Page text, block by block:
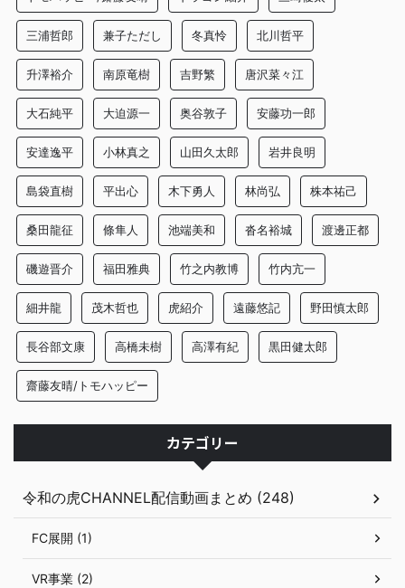
三浦哲郎 兼子ただし 冬真怜 北川哲平
升澤裕介 南原竜樹 吉野繁 唐沢菜々江
大石純平 大迫源一 奥谷敦子 安藤功一郎
安達逸平 小林真之 山田久太郎 岩井良明
島袋直樹 平出心 木下勇人 林尚弘 株本祐己
桑田龍征 條隼人 池端美和 沓名裕城 渡邊正都
磯遊晋介 福田雅典 竹之内教博 竹内亢一
細井龍 茂木哲也 虎紹介 遠藤悠記 野田慎太郎
長谷部文康 高橋未樹 高澤有紀 黒田健太郎
齋藤友晴/トモハッピー
カテゴリー
令和の虎CHANNEL配信動画まとめ (248)
FC展開 (1)
VR事業 (2)